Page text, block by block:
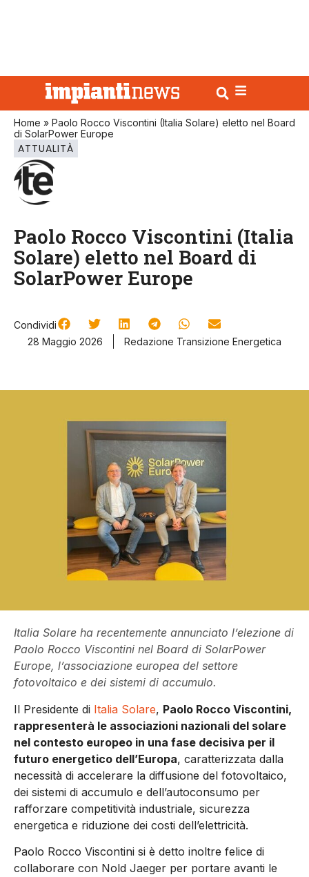
Home » Paolo Rocco Viscontini (Italia Solare) eletto nel Board
di SolarPower Europe
ATTUALITÀ
Paolo Rocco Viscontini (Italia
Solare) eletto nel Board di
SolarPower Europe
Condividi
28 Maggio 2026
Redazione Transizione Energetica
Italia Solare ha recentemente annunciato l’elezione di
Paolo Rocco Viscontini nel Board di SolarPower
Europe, l’associazione europea del settore
fotovoltaico e dei sistemi di accumulo.
Il Presidente di Italia Solare, Paolo Rocco Viscontini,
rappresenterà le associazioni nazionali del solare
nel contesto europeo in una fase decisiva per il
futuro energetico dell’Europa, caratterizzata dalla
necessità di accelerare la diffusione del fotovoltaico,
dei sistemi di accumulo e dell’autoconsumo per
rafforzare competitività industriale, sicurezza
energetica e riduzione dei costi dell’elettricità.
Paolo Rocco Viscontini si è detto inoltre felice di
collaborare con Nold Jaeger per portare avanti le